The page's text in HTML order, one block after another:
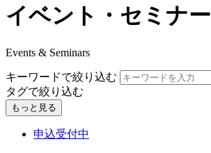
イベント・セミナー
Events & Seminars
キーワードで絞り込む
タグで絞り込む
もっと見る
申込受付中